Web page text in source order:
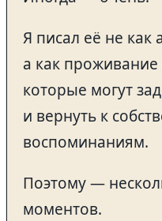
Я писал её не как
а как проживание
которые могут
и вернуть к
воспоминаниям.
Поэтому —
моментов.